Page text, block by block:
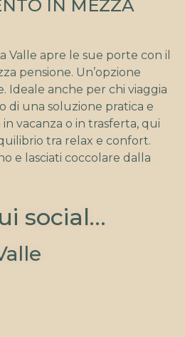
IN MEZZA
Valle apre le sue porte con il
pensione. Un’opzione
Ideale anche per chi viaggia
di una soluzione pratica e
vacanza o in trasferta, qui
tra relax e confort.
e lasciati coccolare dalla
social…